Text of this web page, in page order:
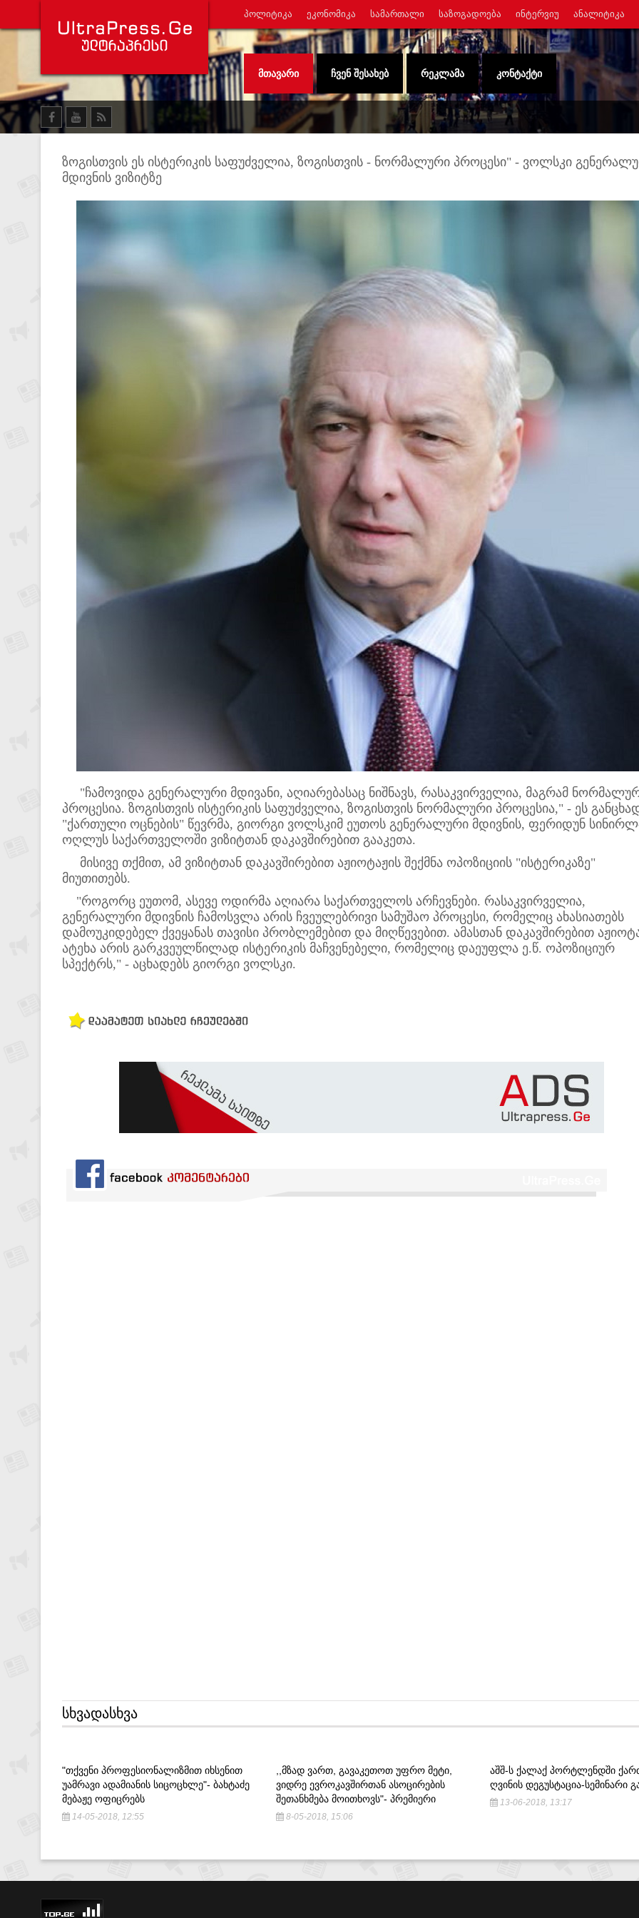
ᲞᲝᲚᲘᲢᲘᲙᲐ ᲔᲙᲝᲜᲝᲛᲘᲙᲐ ᲡᲐᲛᲐᲠᲗᲐᲚᲘ ᲡᲐᲖᲝᲒᲐᲓᲝᲔᲑᲐ ᲘᲜᲢᲔᲠᲕᲘᲣ ᲐᲜᲐᲚᲘᲢᲘᲙᲐ
ᲛᲗᲐᲕᲐᲠᲘ ᲩᲕᲔᲜ ᲨᲔᲡᲐᲮᲔᲑ ᲠᲔᲙᲚᲐᲛᲐ ᲙᲝᲜᲢᲐᲥᲢᲘ
ზოგისთვის ეს ისტერიკის საფუძველია, ზოგისთვის - ნორმალური პროცესი" - ვოლსკი
მდივნის ვიზიტზე
"ჩამოვიდა გენერალური მდივანი, აღიარებასაც ნიშნავს, რასაკვირველია, მაგრამ
პროცესია. ზოგისთვის ისტერიკის საფუძველია, ზოგისთვის ნორმალური პროცესია," - ეს
"ქართული ოცნების" წევრმა, გიორგი ვოლსკიმ ეუთოს გენერალური მდივნის, ფერიდუნ
ოღლუს საქართველოში ვიზიტთან დაკავშირებით გააკეთა.
მისივე თქმით, ამ ვიზიტთან დაკავშირებით აჟიოტაჟის შექმნა ოპოზიციის "ისტერიკაზე"
მიუთითებს.
"როგორც ეუთომ, ასევე ოდირმა აღიარა საქართველოს არჩევნები. რასაკვირველია,
გენერალური მდივნის ჩამოსვლა არის ჩვეულებრივი სამუშაო პროცესი, რომელიც ახასიათებს
დამოუკიდებელ ქვეყანას თავისი პრობლემებით და მიღწევებით. ამასთან დაკავშირებით
ატეხა არის გარკვეულწილად ისტერიკის მაჩვენებელი, რომელიც დაეუფლა ე.წ. ოპოზიციურ
სპექტრს," - აცხადებს გიორგი ვოლსკი.
ᲡᲮᲕᲐᲓᲐᲡᲮᲕᲐ
"ᲗᲥᲕᲔᲜᲘ ᲞᲠᲝᲤᲔᲡᲘᲝᲜᲐᲚᲘᲖᲛᲘᲗ ᲘᲮᲡᲔᲜᲘᲗ
ᲣᲐᲛᲠᲐᲕᲘ ᲐᲓᲐᲛᲘᲐᲜᲘᲡ ᲡᲘᲪᲝᲪᲮᲚᲔ"- ᲑᲐᲮᲢᲐᲫᲔ
ᲛᲔᲑᲐᲟᲔ ᲝᲤᲘᲪᲠᲔᲑᲡ
14-05-2018, 12:55
,,ᲛᲖᲐᲓ ᲕᲐᲠᲗ, ᲒᲐᲕᲐᲙᲔᲗᲝᲗ ᲣᲤᲠᲝ ᲛᲔᲢᲘ,
ᲕᲘᲓᲠᲔ ᲔᲕᲠᲝᲙᲐᲕᲨᲘᲠᲗᲐᲜ ᲐᲡᲝᲪᲘᲠᲔᲑᲘᲡ
ᲨᲔᲗᲐᲜᲮᲛᲔᲑᲐ ᲛᲝᲘᲗᲮᲝᲕᲡ"- ᲞᲠᲔᲛᲘᲔᲠᲘ
8-05-2018, 15:06
ᲐᲨᲨ-Ს ᲥᲐᲚᲐᲥ ᲞᲝᲠᲢᲚᲔᲜᲓᲨᲘ
ᲦᲕᲘᲜᲘᲡ ᲓᲔᲒᲣᲡᲢᲐᲪᲘᲐ-ᲡᲔᲛᲘᲜᲐᲠᲘ
13-06-2018, 13:17